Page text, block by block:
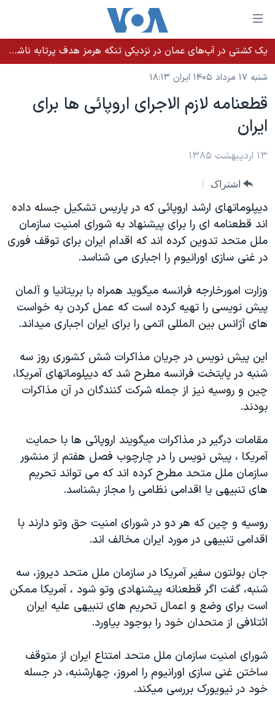
لینکهای
قابل
دسترسی
جهش
محتوای
اصلی
جهش
به
اصلی
جهش
به
جستجو
خانه
نسخه سبک وب‌سایت
موضوع ها
ایران
آمریکا
گزیده‌ها
ویژه برنامه‌ها
ویدیوها
فرهنگ و زندگی
حقوق شهروندی
اقتصادی
علم و فناوری
اسرائیل در جنگ
گالری عکس
برنامه های تلویزیونی
جدول برنامه ها
صفحه‌های ویژه
عملیات خشم حماسی
۲۵۰سالگی آمریکا
بایگانی برنامه‌های تلویزیونی
مستندها
انتخابات ریاست جمهوری آمریکا ۲۰۲۴
حمله جمهوری اسلامی به اسرائیل
رمز مهسا
ورزش زنان در ایران
اعتراضات زن، زندگی، آزادی
تریبونال مردمی آبان ۹۸
دادگاه حمید نوری
چهل سال گروگان‌گیری
اعتراضات مردمی آبان ۹۸
نرگس محمدی برنده جایزه نوبل صلح
همایش محافظه‌کاران آمریکا «سی‌پک»
صفحه‌های ویژه
پخش رادیویی
یادگیری زبان انگلیسی
دنبال کنید
زبانهای مختلف
یک کشتی در آب‌های عمان در نزدیکی تنگه هرمز هدف پرتابه ناشناس قرار گرفت
شنبه ۱۷ مرداد ۱۴۰۵ ایران ۱۸:۱۳
قطعنامه لازم الاجرای اروپائی ها برای
ايران
۱۳ اردیبهشت ۱۳۸۵
اشتراک
ديپلوماتهای ارشد اروپائی که در پاريس تشکيل جسله داده
اند قطعنامه ای را برای پيشنهاد به شورای امنيت سازمان
ملل متحد تدوين کرده اند که اقدام ايران برای توقف فوری
در غنی سازی اورانيوم را اجباری می شناسد.
وزارت امورخارجه فرانسه ميگويد همراه با بريتانيا و آلمان
پيش نويسی را تهيه کرده است که عمل کردن به خواست
های آژانس بين المللی اتمی را برای ايران اجباری ميداند.
اين پيش نويس در جريان مذاکرات شش کشوری روز سه
شنبه در پايتخت فرانسه مطرح شد که ديپلوماتهای آمريکا،
چين و روسيه نيز از جمله شرکت کنندگان در آن مذاکرات
بودند.
مقامات درگير در مذاکرات ميگويند اروپائی ها با حمايت
آمريکا ، پيش نويس را در چارچوب فصل هفتم از منشور
سازمان ملل متحد مطرح کرده اند که می تواند تحريم
های تنبيهی يا اقدامی نظامی را مجاز بشناسد.
روسيه و چين که هر دو در شورای امنيت حق وتو دارند با
اقدامی تنبيهی در مورد ايران مخالف اند.
جان بولتون سفير آمريکا در سازمان ملل متحد ديروز، سه
شنبه، گفت اگر قطعنانه پيشنهادی وتو شود ، آمريکا ممکن
است برای وضع و اعمال تحريم های تنبيهی عليه ايران
ائتلافی از متحدان خود را بوجود بياورد.
شورای امنيت سازمان ملل متحد امتناع ايران از متوقف
ساختن غنی سازی اورانيوم را امروز، چهارشنبه، در جسله
خود در نيويورک بررسی ميکند.